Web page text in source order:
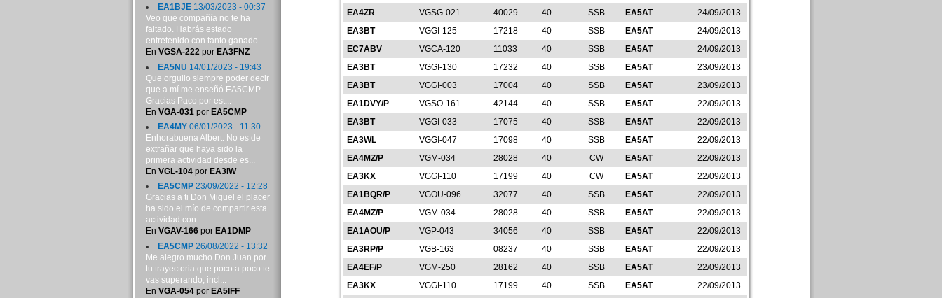
EA4ZR
VGSG-021 40029 40 SSB EA5AT
24/09/2013
EA3BT
VGGI-125 17218 40 SSB EA5AT
24/09/2013
EC7ABV
VGCA-120 11033 40 SSB EA5AT
24/09/2013
EA3BT
VGGI-130 17232 40 SSB EA5AT
23/09/2013
EA3BT
VGGI-003 17004 40 SSB EA5AT
23/09/2013
EA1DVY/P
VGSO-161 42144 40 SSB EA5AT
22/09/2013
EA3BT
VGGI-033 17075 40 SSB EA5AT
22/09/2013
EA3WL
VGGI-047 17098 40 SSB EA5AT
22/09/2013
EA4MZ/P
VGM-034 28028 40 CW EA5AT
22/09/2013
EA3KX
VGGI-110 17199 40 CW EA5AT
22/09/2013
EA1BQR/P
VGOU-096 32077 40 SSB EA5AT
22/09/2013
EA4MZ/P
VGM-034 28028 40 SSB EA5AT
22/09/2013
EA1AOU/P
VGP-043 34056 40 SSB EA5AT
22/09/2013
EA3RP/P
VGB-163 08237 40 SSB EA5AT
22/09/2013
EA4EF/P
VGM-250 28162 40 SSB EA5AT
22/09/2013
EA3KX
VGGI-110 17199 40 SSB EA5AT
22/09/2013
EA1BJE13/03/2023 - 00:37
Veo que compañía no te ha
faltado. Habrás estado
entretenido con tanto ganado. ...
En VGSA-222por EA3FNZ
EA5NU 14/01/2023 - 19:43
Que orgullo siempre poder decir
que a mí me enseñó EA5CMP.
Gracias Paco por est...
En VGA-031 por EA5CMP
EA4MY06/01/2023 - 11:30
Enhorabuena Albert. No es de
extrañar que haya sido la
primera actividad desde es...
En VGL-104por EA3IW
EA5CMP23/09/2022 - 12:28
Gracias a ti Don Miguel el placer
ha sido el mío de compartir esta
actividad con ...
En VGAV-166por EA1DMP
EA5CMP26/08/2022 - 13:32
Me alegro mucho Don Juan por
tu trayectoria que poco a poco te
vas superando, incl...
En VGA-054por EA5IFF